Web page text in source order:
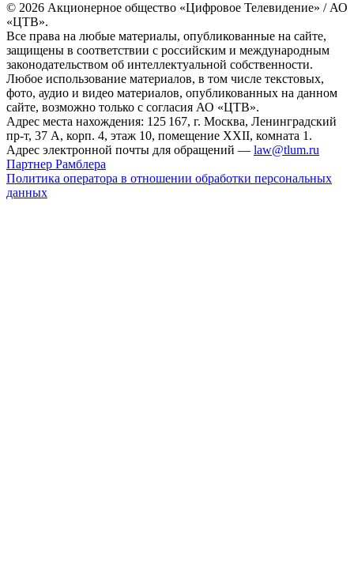
© 2026 Акционерное общество «Цифровое Телевидение» / АО
«ЦТВ».
Все права на любые материалы, опубликованные на сайте,
защищены в соответствии с российским и международным
законодательством об интеллектуальной собственности.
Любое использование материалов, в том числе текстовых,
фото, аудио и видео материалов, опубликованных на данном
сайте, возможно только с согласия АО «ЦТВ».
Адрес места нахождения: 125 167, г. Москва, Ленинградский
пр-т, 37 А, корп. 4, этаж 10, помещение XXII, комната 1.
Адрес электронной почты для обращений — law@tlum.ru
Партнер Рамблера
Политика оператора в отношении обработки персональных
данных